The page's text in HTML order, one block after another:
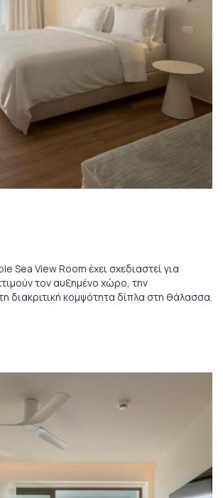
Sea View Room έχει σχεδιαστεί για
τον αυξημένο χώρο, την
διακριτική κομψότητα δίπλα στη θάλασσα.